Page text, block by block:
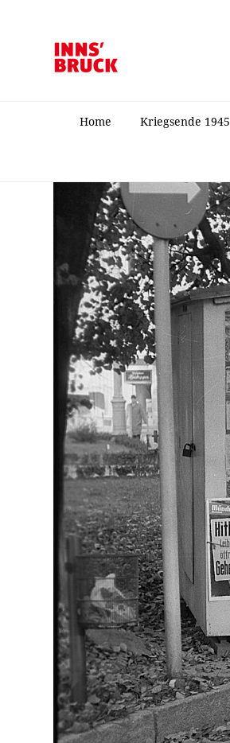
Home Kriegsende 1945